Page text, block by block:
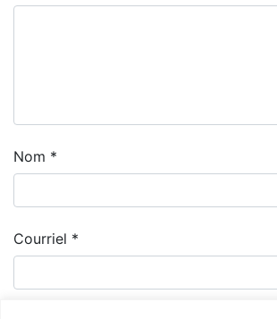
Nom *
Courriel *